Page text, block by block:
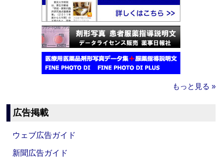
もっと見る »
広告掲載
ウェブ広告ガイド
新聞広告ガイド